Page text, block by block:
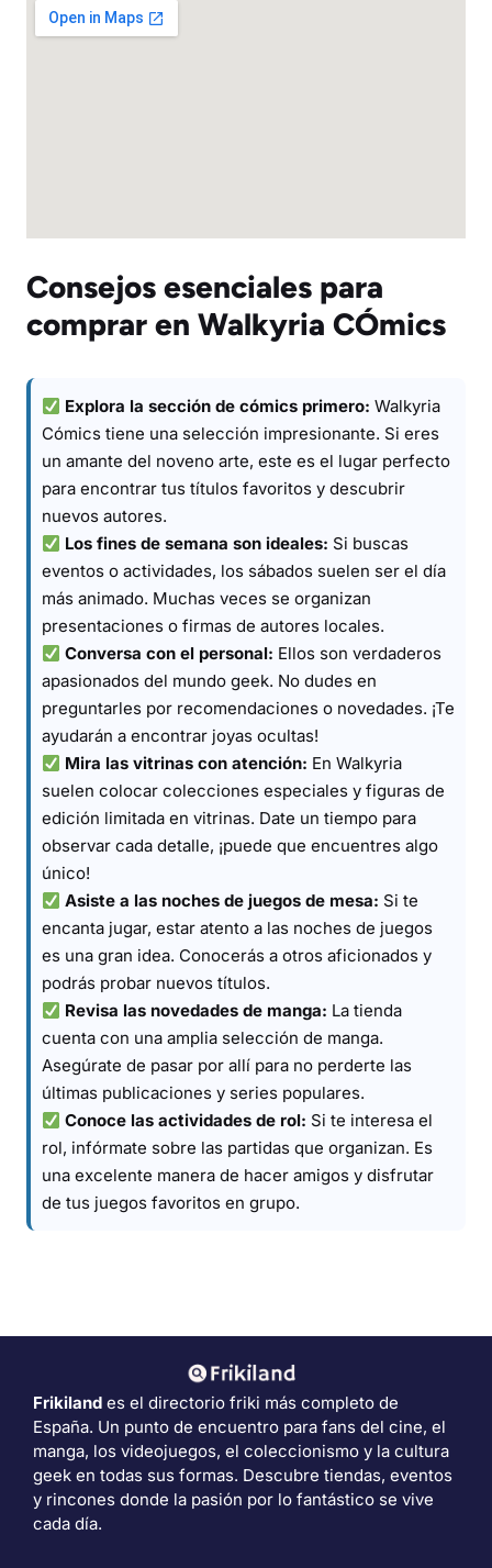
Consejos esenciales para
comprar en Walkyria CÓmics
Explora la sección de cómics primero: Walkyria
Cómics tiene una selección impresionante. Si eres
un amante del noveno arte, este es el lugar perfecto
para encontrar tus títulos favoritos y descubrir
nuevos autores.
Los fines de semana son ideales: Si buscas
eventos o actividades, los sábados suelen ser el día
más animado. Muchas veces se organizan
presentaciones o firmas de autores locales.
Conversa con el personal: Ellos son verdaderos
apasionados del mundo geek. No dudes en
preguntarles por recomendaciones o novedades. ¡Te
ayudarán a encontrar joyas ocultas!
Mira las vitrinas con atención: En Walkyria
suelen colocar colecciones especiales y figuras de
edición limitada en vitrinas. Date un tiempo para
observar cada detalle, ¡puede que encuentres algo
único!
Asiste a las noches de juegos de mesa: Si te
encanta jugar, estar atento a las noches de juegos
es una gran idea. Conocerás a otros aficionados y
podrás probar nuevos títulos.
Revisa las novedades de manga: La tienda
cuenta con una amplia selección de manga.
Asegúrate de pasar por allí para no perderte las
últimas publicaciones y series populares.
Conoce las actividades de rol: Si te interesa el
rol, infórmate sobre las partidas que organizan. Es
una excelente manera de hacer amigos y disfrutar
de tus juegos favoritos en grupo.
Frikiland es el directorio friki más completo de
España. Un punto de encuentro para fans del cine, el
manga, los videojuegos, el coleccionismo y la cultura
geek en todas sus formas. Descubre tiendas, eventos
y rincones donde la pasión por lo fantástico se vive
cada día.